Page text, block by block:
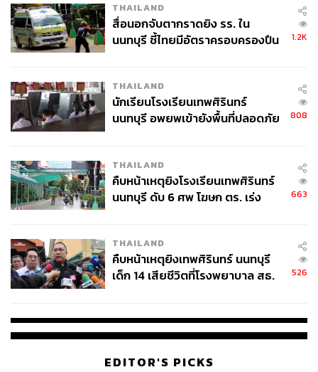
อ้างอิง
https://www.aman.com/stories/global-ambassador-no
vak-djokovic
ss/detoxification-programme-by-novak-djokovic
THAILAND
สื่อนอกจับตากราดยิง รร. ใน
นนทบุรี ชี้ไทยมีอัตราครอบครองปืน
1.2K
THAILAND
นักเรียนโรงเรียนเทพศิรินทร์
นนทบุรี อพยพเข้ายังพื้นที่ปลอดภัย
808
THAILAND
คืบหน้าเหตุยิงโรงเรียนเทพศิรินทร์
นนทบุรี ดับ 6 ศพ โฆษก ตร. เร่ง
663
THAILAND
คืบหน้าเหตุยิงเทพศิรินทร์ นนทบุรี
เด็ก 14 เสียชีวิตที่โรงพยาบาล สธ.
526
EDITOR'S PICKS